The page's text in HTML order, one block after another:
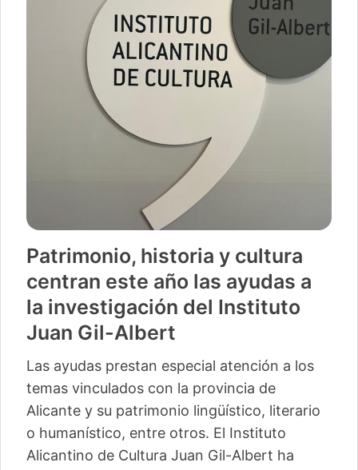
Patrimonio, historia y cultura
centran este año las ayudas a
la investigación del Instituto
Juan Gil-Albert
Las ayudas prestan especial atención a los
temas vinculados con la provincia de
Alicante y su patrimonio lingüístico, literario
o humanístico, entre otros. El Instituto
Alicantino de Cultura Juan Gil-Albert ha